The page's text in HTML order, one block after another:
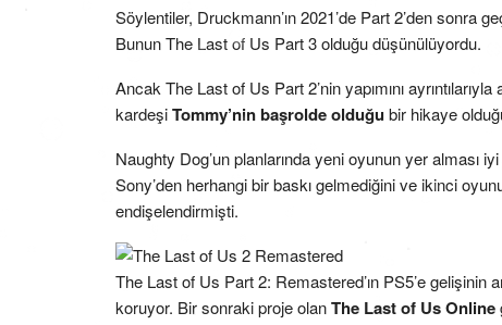
Söylentiler, Druckmann’ın 2021’de Part 2’den sonra
Bunun The Last of Us Part 3 olduğu düşünülüyordu.
Ancak The Last of Us Part 2’nin yapımını
kardeşiTommy’nin başrolde olduğubir hikaye
Naughty Dog’un planlarında yeni oyunun yer alması
Sony’den herhangi bir baskı gelmediğini ve ikinci
endişelendirmişti.
The Last of Us Part 2: Remastered’ın PS5’e
koruyor. Bir sonraki proje olanThe Last of Us Online